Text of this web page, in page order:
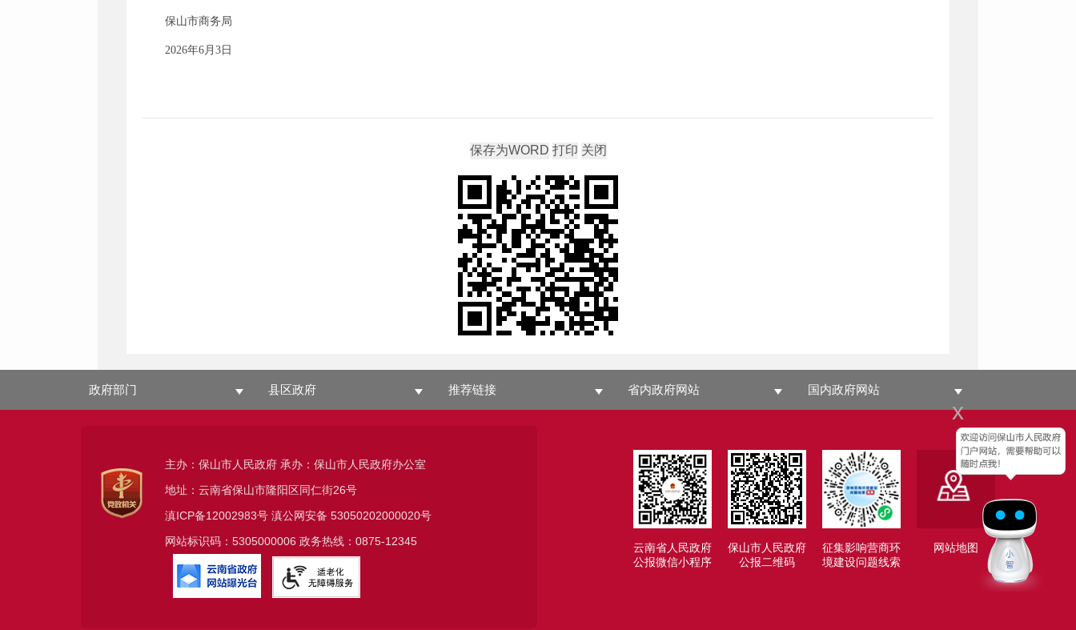
x
保山市商务局
2026年6月3日
政府部门 县区政府 推荐链接 省内政府网站 国内政府网站
云南省人民政府
公报微信小程序
保山市人民政府
公报二维码
征集影响营商环
境建设问题线索
网站地图
主办：保山市人民政府 承办：保山市人民政府办公室
地址：云南省保山市隆阳区同仁街26号
滇ICP备12002983号滇公网安备 53050202000020号
网站标识码：5305000006 政务热线：0875-12345